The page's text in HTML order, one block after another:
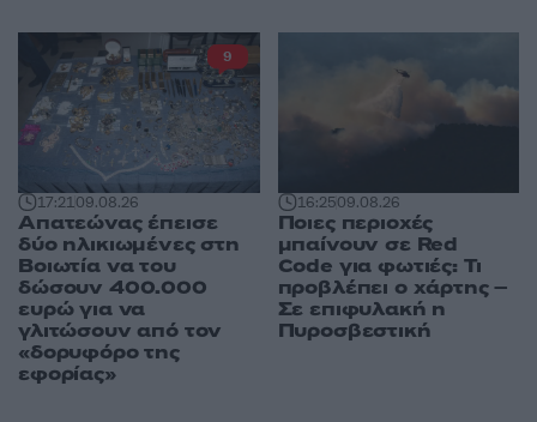
17:2109.08.26
Απατεώνας έπεισε
δύο ηλικιωμένες στη
Βοιωτία να του
δώσουν 400.000
ευρώ για να
γλιτώσουν από τον
«δορυφόρο της
εφορίας»
9
16:2509.08.26
Ποιες περιοχές
μπαίνουν σε Red
Code για φωτιές: Τι
προβλέπει ο χάρτης –
Σε επιφυλακή η
Πυροσβεστική